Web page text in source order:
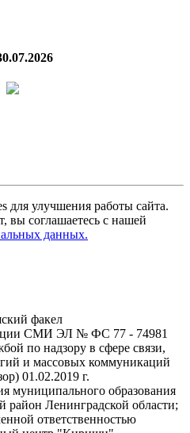
улучшения работы сайта.
вы соглашаетесь с нашей
данных.
факел
СМИ ЭЛ № ФС 77 - 74981
по надзору в сфере связи,
и массовых коммуникаций
01.02.2019 г.
муниципального образования
Ленинградской области;
ответственностью